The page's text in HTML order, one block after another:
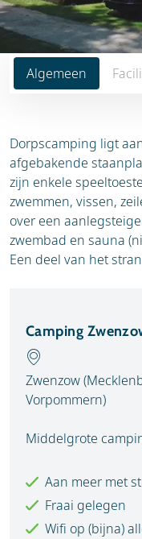
Algemeen
Dorpscamping ligt
afgebakende
zijn enkele
zwemmen, vissen,
over een
zwembad en sauna
Een deel van het
Camping
Zwenzow
Vorpommern)
Middelgrote
Aan meer met
Fraai gelegen
Wifi op (bijna)